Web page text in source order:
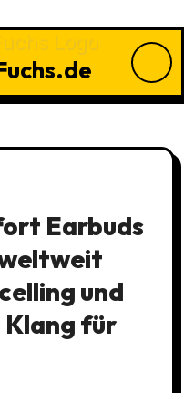
Earbuds
weltweit
und
für